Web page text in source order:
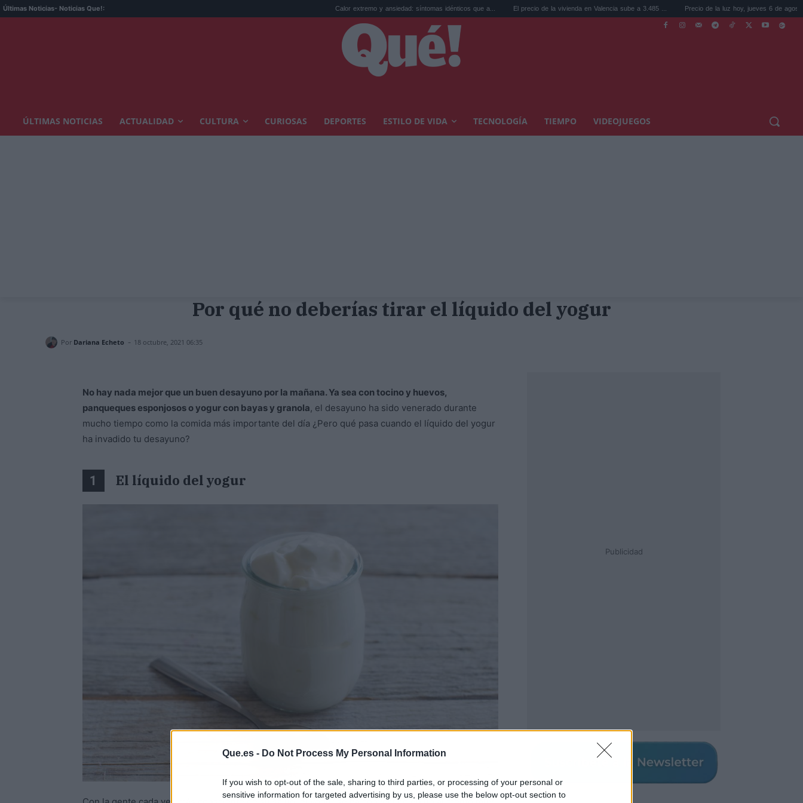
Que.es - Do Not Process My Personal Information
If you wish to opt-out of the sale, sharing to third parties, or processing of your personal or
sensitive information for targeted advertising by us, please use the below opt-out section to
Últimas Noticias- Noticias Que!: Calor extremo y ansiedad: síntomas idénticos que a... El precio de la vivienda en Valencia sube a 3.485 ... Precio de la luz hoy, jueves 6 de agosto: la hora ...
ÚLTIMAS NOTICIAS ACTUALIDAD CULTURA CURIOSAS DEPORTES ESTILO DE VIDA TECNOLOGÍA TIEMPO VIDEOJUEGOS
Por qué no deberías tirar el líquido del yogur
Por Dariana Echeto - 18 octubre, 2021 06:35
No hay nada mejor que un buen desayuno por la mañana. Ya sea con tocino y huevos,
panqueques esponjosos o yogur con bayas y granola, el desayuno ha sido venerado durante
mucho tiempo como la comida más importante del día ¿Pero qué pasa cuando el líquido del yogur
ha invadido tu desayuno?
1 El líquido del yogur
Publicidad